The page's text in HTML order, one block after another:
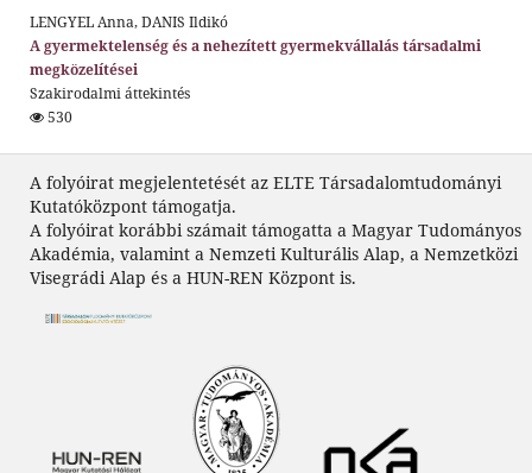
LENGYEL Anna, DANIS Ildikó
A gyermektelenség és a nehezített gyermekvállalás társadalmi
megközelítései
Szakirodalmi áttekintés
530
A folyóirat megjelentetését az ELTE Társadalomtudományi
Kutatóközpont támogatja.
A folyóirat korábbi számait támogatta a Magyar Tudományos
Akadémia, valamint a Nemzeti Kulturális Alap, a Nemzetközi
Visegrádi Alap és a HUN-REN Központ is.